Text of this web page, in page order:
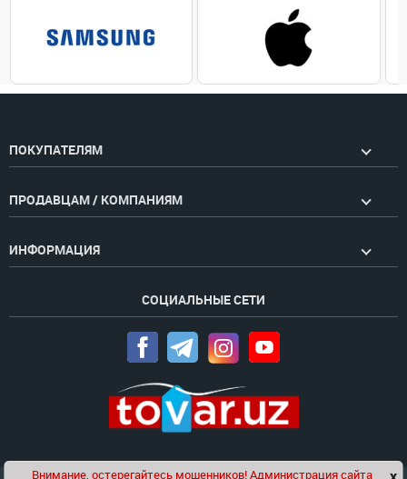
ПОКУПАТЕЛЯМ
ПРОДАВЦАМ / КОМПАНИЯМ
ИНФОРМАЦИЯ
СОЦИАЛЬНЫЕ СЕТИ
Внимание, остерегайтесь мошенников! Администрация сайта